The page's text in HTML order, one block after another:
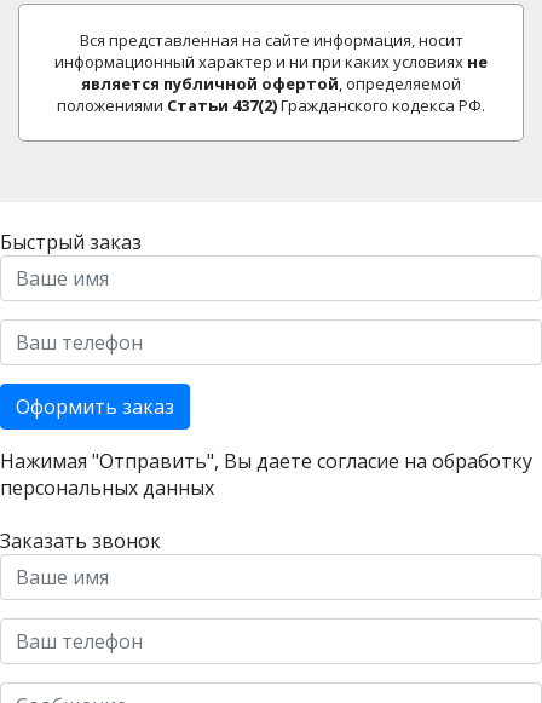
Вся представленная на сайте информация, носит
информационный характер и ни при каких условиях не
является публичной офертой, определяемой
положениями Статьи 437(2)Гражданского кодекса РФ.
Быстрый заказ
Оформить заказ
Нажимая "Отправить", Вы даете согласие на обработку
персональных данных
Заказать звонок